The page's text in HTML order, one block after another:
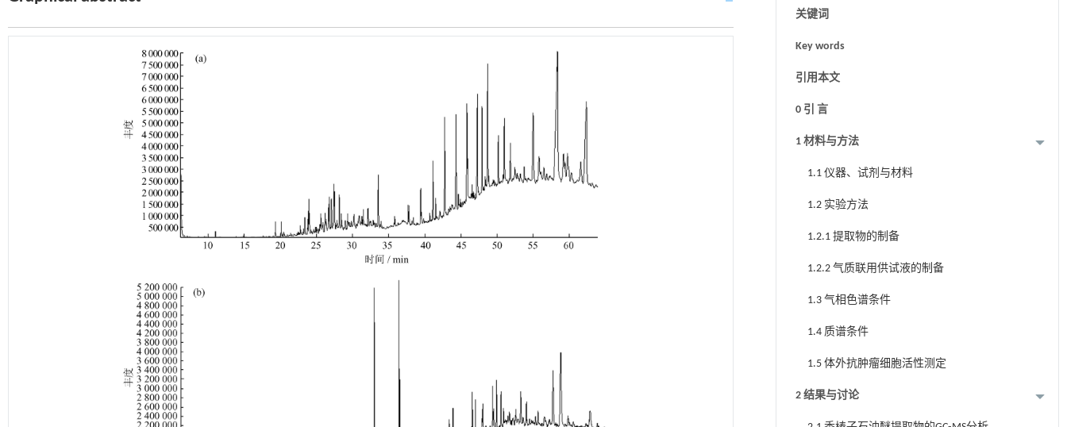
关键词
Key words
引用本文
0 引 言
1 材料与方法
1.1 仪器、试剂与材料
1.2 实验方法
1.2.1 提取物的制备
1.2.2 气质联用供试液的制备
1.3 气相色谱条件
1.4 质谱条件
1.5 体外抗肿瘤细胞活性测定
2 结果与讨论